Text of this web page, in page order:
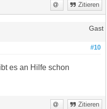
Zitieren
Gast
#10
es an Hilfe schon
Zitieren